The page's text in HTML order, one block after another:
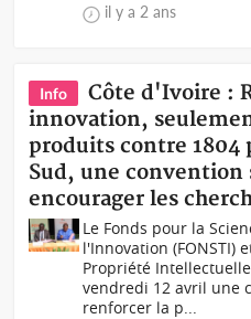
il y a 2 ans
Info
Côte d'Ivoire :
innovation,
produits contre
Sud, une convention
encourager les
Le Fonds pour la
l'Innovation (FONSTI)
Propriété
vendredi 12 avril une
renforcer la p...